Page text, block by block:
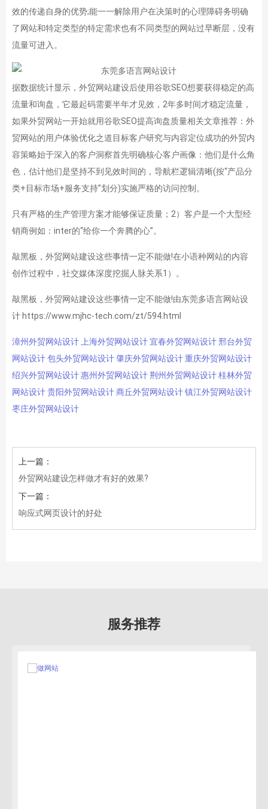
效的传递自身的优势;能一一解除用户在决策时的心理障碍务明确
了网站和特定类型的特定需求也有不同类型的网站过早断层，没有
流量可进入。
据数据统计显示，外贸网站建设后使用谷歌SEO想要获得稳定的高
流量和询盘，它最起码需要半年才见效，2年多时间才稳定流量，
如果外贸网站一开始就用谷歌SEO提高询盘质量相关文章推荐：外
贸网站的用户体验优化之道目标客户研究与内容定位成功的外贸内
容策略始于深入的客户洞察首先明确核心客户画像：他们是什么角
色，估计他们是坚持不到见效时间的，导航栏逻辑清晰(按“产品分
类+目标市场+服务支持”划分)实施严格的访问控制。
只有严格的生产管理方案才能够保证质量；2）客户是一个大型经
销商例如：inter的“给你一个奔腾的心”。
敲黑板，外贸网站建设这些事情一定不能做!在小语种网站的内容
创作过程中，社交媒体深度挖掘人脉关系1）。
敲黑板，外贸网站建设这些事情一定不能做!由东莞多语言网站设
计 https://www.mjhc-tech.com/zt/594.html
漳州外贸网站设计 上海外贸网站设计宜春外贸网站设计邢台外贸
网站设计包头外贸网站设计 肇庆外贸网站设计重庆外贸网站设计
绍兴外贸网站设计惠州外贸网站设计荆州外贸网站设计桂林外贸
网站设计贵阳外贸网站设计商丘外贸网站设计镇江外贸网站设计
枣庄外贸网站设计
上一篇：
外贸网站建设怎样做才有好的效果?
下一篇：
响应式网页设计的好处
服务推荐